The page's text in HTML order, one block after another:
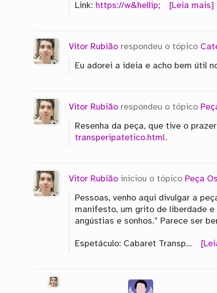
Link: https://w&hellip; [Leia mais]
Vitor Rubião respondeu o tópico
Eu adorei a ideia e acho bem útil
Vitor Rubião respondeu o tópico
Resenha da peça, que tive o
transperipatetico.html.
Vitor Rubião iniciou o tópico Peça
Pessoas, venho aqui divulgar a
manifesto, um grito de liberdade
angústias e sonhos.” Parece ser
Espetáculo: Cabaret Transp…